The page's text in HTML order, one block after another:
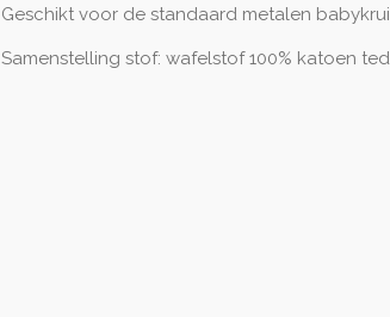
Geschikt voor de standaard metalen
Samenstelling stof: wafelstof 100% katoen